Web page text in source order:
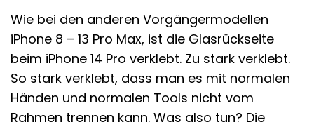
Wie bei den anderen Vorgängermodellen
iPhone 8 – 13 Pro Max, ist die Glasrückseite
beim iPhone 14 Pro verklebt. Zu stark verklebt.
So stark verklebt, dass man es mit normalen
Händen und normalen Tools nicht vom
Rahmen trennen kann. Was also tun? Die